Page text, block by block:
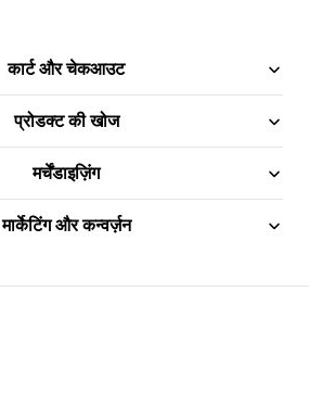
कार्ट और चेकआउट
प्रोडक्ट की खोज
मर्चेंडाइज़िंग
मार्केटिंग और कन्वर्ज़न